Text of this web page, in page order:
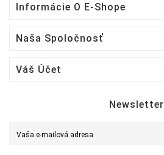
Informácie O E-Shope
Naša Spoločnosť
Váš Účet
Newsletter